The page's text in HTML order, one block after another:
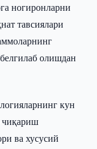
ногиронларни
тавсиялари
олишдан
кун
чиқариш
ва хусусий